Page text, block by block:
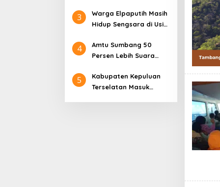
Penyakitnya Akut
3
Warga Elpaputih Masih
Hidup Sengsara di Usia
Merdeka
4
Amtu Sumbang 50
Persen Lebih Suara
Dawera, Tiwery Perkuat
Hanura di Marsela
5
Kabupaten Kepuluan
Terselatan Masuk